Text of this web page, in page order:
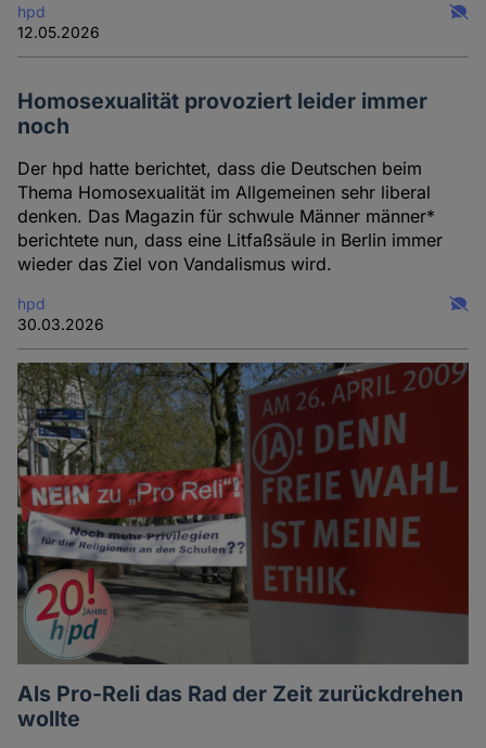
hpd
12.05.2026
Homosexualität provoziert leider immer
noch
Der hpd hatte berichtet, dass die Deutschen beim
Thema Homosexualität im Allgemeinen sehr liberal
denken. Das Magazin für schwule Männer männer*
berichtete nun, dass eine Litfaßsäule in Berlin immer
wieder das Ziel von Vandalismus wird.
hpd
30.03.2026
Als Pro-Reli das Rad der Zeit zurückdrehen
wollte